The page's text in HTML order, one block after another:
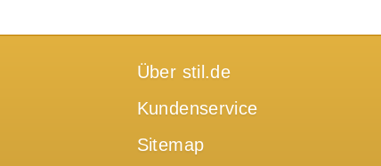
Über stil.de
Kundenservice
Sitemap